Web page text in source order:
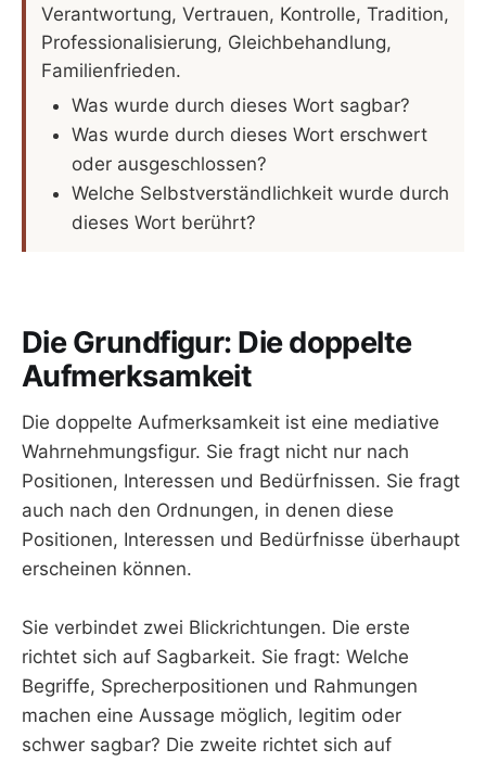
Verantwortung, Vertrauen, Kontrolle, Tradition,
Professionalisierung, Gleichbehandlung,
Familienfrieden.
Was wurde durch dieses Wort sagbar?
Was wurde durch dieses Wort erschwert
oder ausgeschlossen?
Welche Selbstverständlichkeit wurde durch
dieses Wort berührt?
Die Grundfigur: Die doppelte
Aufmerksamkeit
Die doppelte Aufmerksamkeit ist eine mediative
Wahrnehmungsfigur. Sie fragt nicht nur nach
Positionen, Interessen und Bedürfnissen. Sie fragt
auch nach den Ordnungen, in denen diese
Positionen, Interessen und Bedürfnisse überhaupt
erscheinen können.
Sie verbindet zwei Blickrichtungen. Die erste
richtet sich auf Sagbarkeit. Sie fragt: Welche
Begriffe, Sprecherpositionen und Rahmungen
machen eine Aussage möglich, legitim oder
schwer sagbar? Die zweite richtet sich auf